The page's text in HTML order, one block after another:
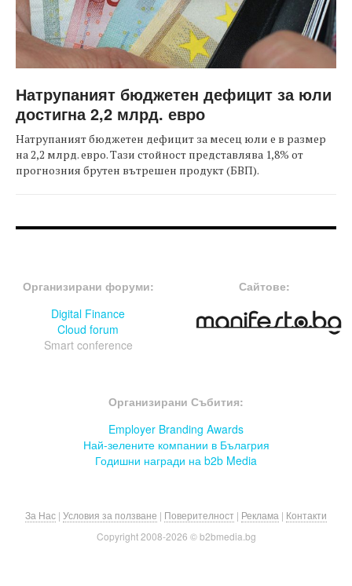
Натрупаният бюджетен дефицит за юли
достигна 2,2 млрд. евро
Натрупаният бюджетен дефицит за месец юли е в размер
на 2,2 млрд. евро. Тази стойност представлява 1,8% от
прогнозния брутен вътрешен продукт (БВП).
Организирани форуми:
Digital Finance
Cloud forum
Smart conference
Сайтове:
Организирани Събития:
Employer Branding Awards
Най-зелените компании в Бълагрия
Годишни награди на b2b Media
За Нас | Условия за ползване | Поверителност | Реклама | Контакти
Copyright 2008-2026 © b2bmedia.bg